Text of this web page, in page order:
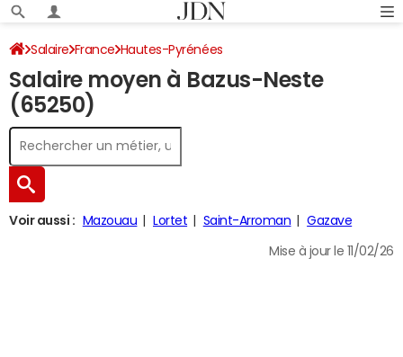
Salaire France Hautes-Pyrénées
Salaire moyen à Bazus-Neste
(65250)
Voir aussi : Mazouau Lortet Saint-Arroman Gazave
Mise à jour le 11/02/26